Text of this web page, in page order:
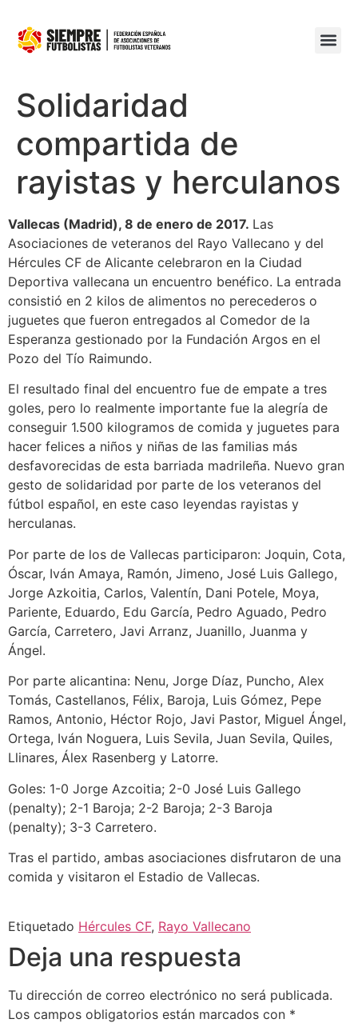
Solidaridad
compartida de
rayistas y herculanos
Vallecas (Madrid), 8 de enero de 2017. Las
Asociaciones de veteranos del Rayo Vallecano y del
Hércules CF de Alicante celebraron en la Ciudad
Deportiva vallecana un encuentro benéfico. La entrada
consistió en 2 kilos de alimentos no perecederos o
juguetes que fueron entregados al Comedor de la
Esperanza gestionado por la Fundación Argos en el
Pozo del Tío Raimundo.
El resultado final del encuentro fue de empate a tres
goles, pero lo realmente importante fue la alegría de
conseguir 1.500 kilogramos de comida y juguetes para
hacer felices a niños y niñas de las familias más
desfavorecidas de esta barriada madrileña. Nuevo gran
gesto de solidaridad por parte de los veteranos del
fútbol español, en este caso leyendas rayistas y
herculanas.
Por parte de los de Vallecas participaron: Joquin, Cota,
Óscar, Iván Amaya, Ramón, Jimeno, José Luis Gallego,
Jorge Azkoitia, Carlos, Valentín, Dani Potele, Moya,
Pariente, Eduardo, Edu García, Pedro Aguado, Pedro
García, Carretero, Javi Arranz, Juanillo, Juanma y
Ángel.
Por parte alicantina: Nenu, Jorge Díaz, Puncho, Alex
Tomás, Castellanos, Félix, Baroja, Luis Gómez, Pepe
Ramos, Antonio, Héctor Rojo, Javi Pastor, Miguel Ángel,
Ortega, Iván Noguera, Luis Sevila, Juan Sevila, Quiles,
Llinares, Álex Rasenberg y Latorre.
Goles: 1-0 Jorge Azcoitia; 2-0 José Luis Gallego
(penalty); 2-1 Baroja; 2-2 Baroja; 2-3 Baroja
(penalty); 3-3 Carretero.
Tras el partido, ambas asociaciones disfrutaron de una
comida y visitaron el Estadio de Vallecas.
Etiquetado Hércules CF, Rayo Vallecano
Deja una respuesta
Tu dirección de correo electrónico no será publicada.
Los campos obligatorios están marcados con *